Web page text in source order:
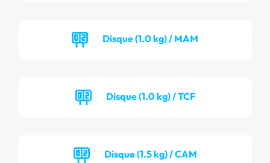
Disque (1.0 kg) / MAM
Disque (1.0 kg) / TCF
Disque (1.5 kg) / CAM